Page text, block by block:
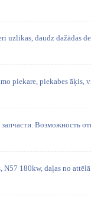
uzlikas, daudz dažādas
piekare, piekabes āķis,
Возможность
180kw, daļas no attēlā